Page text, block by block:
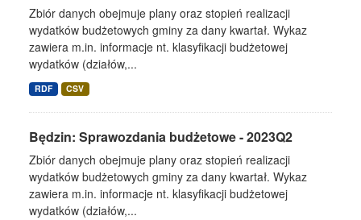
Zbiór danych obejmuje plany oraz stopień realizacji
wydatków budżetowych gminy za dany kwartał. Wykaz
zawiera m.in. informacje nt. klasyfikacji budżetowej
wydatków (działów,...
RDF CSV
Będzin: Sprawozdania budżetowe - 2023Q2
Zbiór danych obejmuje plany oraz stopień realizacji
wydatków budżetowych gminy za dany kwartał. Wykaz
zawiera m.in. informacje nt. klasyfikacji budżetowej
wydatków (działów,...